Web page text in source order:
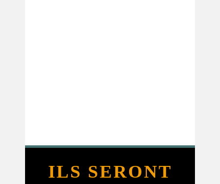
ILS SERONT